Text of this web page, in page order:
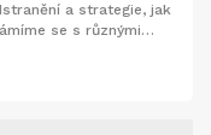
a strategie, jak
se s různými